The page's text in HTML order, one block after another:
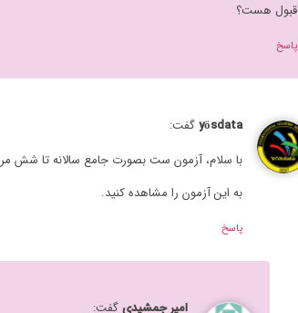
قبول هست؟
پاسخ
yösdata گفت:
به این آزمون را مشاهده کنید.
پاسخ
امیر جمشیدی گفت: